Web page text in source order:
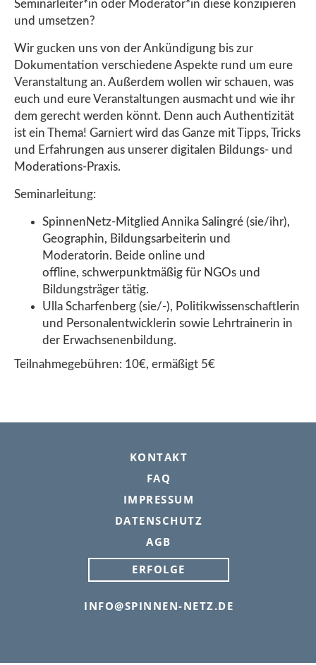
Seminarleiter*in oder Moderator*in diese konzipieren
und umsetzen?
Wir gucken uns von der Ankündigung bis zur
Dokumentation verschiedene Aspekte rund um eure
Veranstaltung an. Außerdem wollen wir schauen, was
euch und eure Veranstaltungen ausmacht und wie ihr
dem gerecht werden könnt. Denn auch Authentizität
ist ein Thema! Garniert wird das Ganze mit Tipps, Tricks
und Erfahrungen aus unserer digitalen Bildungs- und
Moderations-Praxis.
Seminarleitung:
SpinnenNetz-Mitglied Annika Salingré (sie/ihr),
Geographin, Bildungsarbeiterin und
Moderatorin. Beide online und
offline, schwerpunktmäßig für NGOs und
Bildungsträger tätig.
Ulla Scharfenberg (sie/-), Politikwissenschaftlerin
und Personalentwicklerin sowie Lehrtrainerin in
der Erwachsenenbildung.
Teilnahmegebühren: 10€, ermäßigt 5€
KONTAKT
FAQ
IMPRESSUM
DATENSCHUTZ
AGB
ERFOLGE
INFO@SPINNEN-NETZ.DE